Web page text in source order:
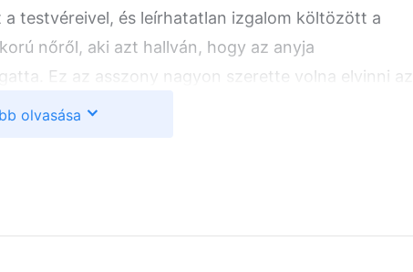
testvéreivel, és leírhatatlan izgalom költözött a
nőről, aki azt hallván, hogy az anyja
Ez az asszony nagyon szerette volna elvinni az
de a körülmények nem tették ezt lehetővé, és
mit felelni a nővérnek. Olyan volt, mintha látomása
olvasása